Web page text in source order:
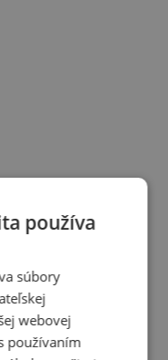
používa
súbory
webovej
používaním